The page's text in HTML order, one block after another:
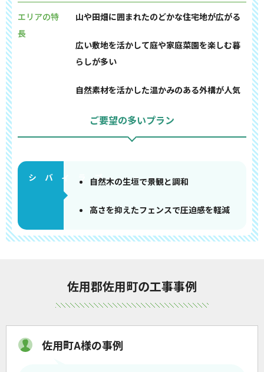
エリアの特
長
山や田畑に囲まれたのどかな住宅地が広がる
広い敷地を活かして庭や家庭菜園を楽しむ暮
らしが多い
自然素材を活かした温かみのある外構が人気
ご要望の多いプラン
自然木の生垣で景観と調和
高さを抑えたフェンスで圧迫感を軽減
佐用郡佐用町の工事事例
佐用町A様の事例